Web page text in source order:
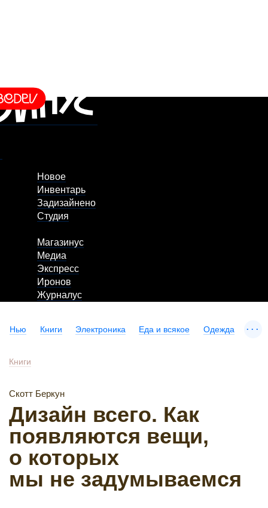
Новое
Инвентарь
Задизайнено
Студия
Магазинус
Медиа
Экспресс
Иронов
Журналус
Нью Книги Электроника Еда и всякое Одежда ...
Книги
Скотт Беркун
Дизайн всего. Как
появляются вещи,
о которых
мы не задумываемся